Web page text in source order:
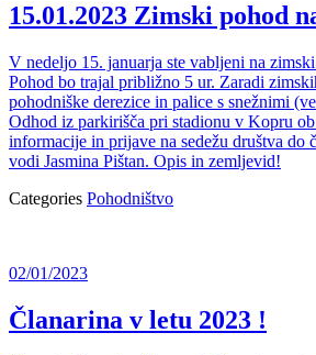
15.01.2023 Zimski pohod
V nedeljo 15. januarja ste vabljeni na
Pohod bo trajal približno 5 ur. Zaradi
pohodniške derezice in palice s snežnimi
Odhod iz parkirišča pri stadionu v Kopru
informacije in prijave na sedežu društva do
vodi Jasmina Pištan. Opis in zemljevid!
Categories Pohodništvo
02/01/2023
Članarina v letu 2023 !